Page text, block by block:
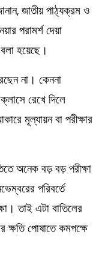
জাতীয় পাঠ্যক্রম ও
পরামর্শ দেয়া
হয়েছে।
না। কেননা
রেখে দিলে
মূল্যায়ন বা পরীক্ষার
অনেক বড় বড় পরীক্ষা
পরিবর্তে
তাই এটা বাতিলের
পোষাতে কমপক্ষে